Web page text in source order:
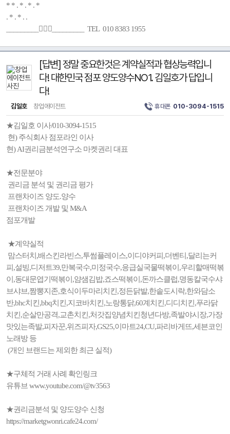
* * . * . * . *
. * . * . .
_________🚶🏻‍♂️_________ TEL 010 8383 1955
[답변] 정말 중요한것은 계약실적과 협상능력입니
다! 대한민국 점포 양도양수NO1. 김일호가 답입니
다!
김일호 창업에이전트 휴대폰 010-3094-1515
★김일호 이사/010-3094-1515
현) 주식회사 점포라인 이사
현) AI권리금분석연구소 마켓권리 대표
★전문분야
권리금 분석 및 권리금 평가
프랜차이즈 양도.양수
프랜차이즈 개발 및 M&A
점포개발
★계약실적
맘스터치,배스킨라빈스,투썸플레이스,이디야커피,더벤티,달리는커
피,설빙,디저트39,만복국수,미정국수,응급실국물떡볶이,우리할매떡볶
이,동대문엽기떡볶이,얌샘김밥,죠스떡볶이,돈까스클럽,명동칼국수샤
브샤브,짬뽕지존,호식이두마리치킨,정든닭발,한솥도시락,한와담소
반,bhc치킨,bbq치킨,지코바치킨,노랑통닭,60계치킨,디디치킨,푸라닭
치킨,순살만공격,교촌치킨,처갓집양념치킨청년다방,족발야시장,가장
맛있는족발,피자꾼,위즈피자,GS25,이마트24,CU,파리바게뜨,세븐코인
노래방 등
(개인 브랜드는 제외한 최근 실적)
★구체적 거래 사례 확인링크
유튜브 www.youtube.com/@tv3563
★권리금분석 및 양도양수 신청
https://marketgwonri.cafe24.com/